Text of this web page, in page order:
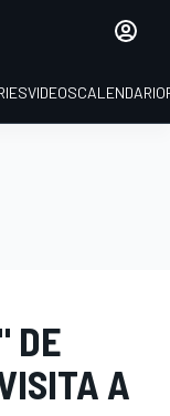
VIDEOSCALENDARIO
DE
A